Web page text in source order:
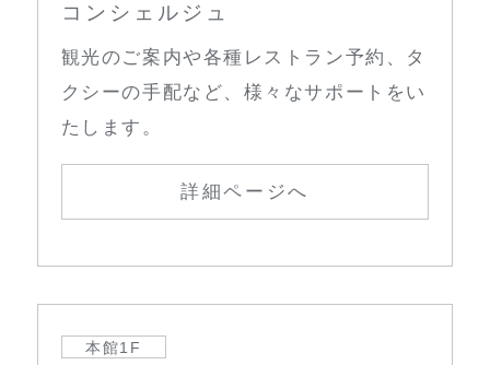
コンシェルジュ
観光のご案内や各種レストラン予約、タ
クシーの手配など、様々なサポートをい
たします。
詳細ページへ
本館1F